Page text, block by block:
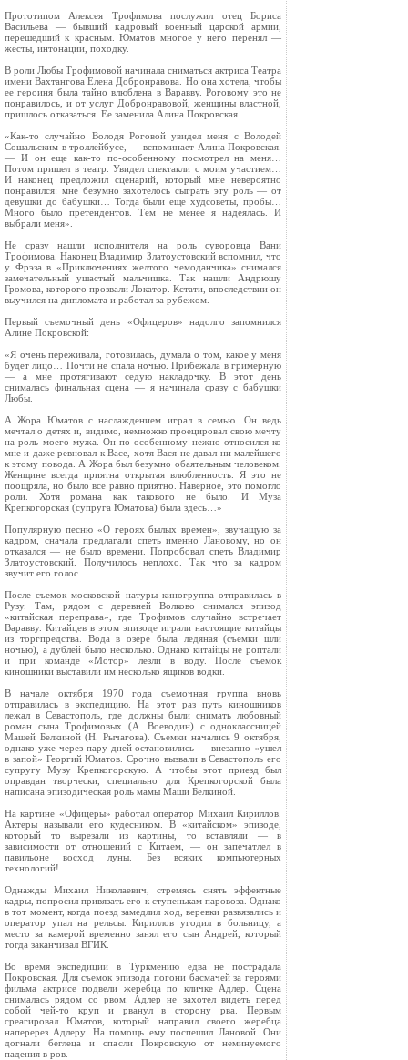
Прототипом Алексея Трофимова послужил отец Бориса
Васильева — бывший кадровый военный царской армии,
перешедший к красным. Юматов многое у него перенял —
жесты, интонации, походку.
В роли Любы Трофимовой начинала сниматься актриса Театра
имени Вахтангова Елена Добронравова. Но она хотела, чтобы
ее героиня была тайно влюблена в Варавву. Роговому это не
понравилось, и от услуг Добронравовой, женщины властной,
пришлось отказаться. Ее заменила Алина Покровская.
«Как-то случайно Володя Роговой увидел меня с Володей
Сошальским в троллейбусе, — вспоминает Алина Покровская.
— И он еще как-то по-особенному посмотрел на меня…
Потом пришел в театр. Увидел спектакли с моим участием…
И наконец предложил сценарий, который мне невероятно
понравился: мне безумно захотелось сыграть эту роль — от
девушки до бабушки… Тогда были еще худсоветы, пробы…
Много было претендентов. Тем не менее я надеялась. И
выбрали меня».
Не сразу нашли исполнителя на роль суворовца Вани
Трофимова. Наконец Владимир Златоустовский вспомнил, что
у Фрэза в «Приключениях желтого чемоданчика» снимался
замечательный ушастый мальчишка. Так нашли Андрюшу
Громова, которого прозвали Локатор. Кстати, впоследствии он
выучился на дипломата и работал за рубежом.
Первый съемочный день «Офицеров» надолго запомнился
Алине Покровской:
«Я очень переживала, готовилась, думала о том, какое у меня
будет лицо… Почти не спала ночью. Прибежала в гримерную
— а мне протягивают седую накладочку. В этот день
снималась финальная сцена — я начинала сразу с бабушки
Любы.
А Жора Юматов с наслаждением играл в семью. Он ведь
мечтал о детях и, видимо, немножко проецировал свою мечту
на роль моего мужа. Он по-особенному нежно относился ко
мне и даже ревновал к Васе, хотя Вася не давал ни малейшего
к этому повода. А Жора был безумно обаятельным человеком.
Женщине всегда приятна открытая влюбленность. Я это не
поощряла, но было все равно приятно. Наверное, это помогло
роли. Хотя романа как такового не было. И Муза
Крепкогорская (супруга Юматова) была здесь…»
Популярную песню «О героях былых времен», звучащую за
кадром, сначала предлагали спеть именно Лановому, но он
отказался — не было времени. Попробовал спеть Владимир
Златоустовский. Получилось неплохо. Так что за кадром
звучит его голос.
После съемок московской натуры киногруппа отправилась в
Рузу. Там, рядом с деревней Волково снимался эпизод
«китайская переправа», где Трофимов случайно встречает
Варавву. Китайцев в этом эпизоде играли настоящие китайцы
из торгпредства. Вода в озере была ледяная (съемки шли
ночью), а дублей было несколько. Однако китайцы не роптали
и при команде «Мотор» лезли в воду. После съемок
киношники выставили им несколько ящиков водки.
В начале октября 1970 года съемочная группа вновь
отправилась в экспедицию. На этот раз путь киношников
лежал в Севастополь, где должны были снимать любовный
роман сына Трофимовых (А. Воеводин) с одноклассницей
Машей Белкиной (Н. Рычагова). Съемки начались 9 октября,
однако уже через пару дней остановились — внезапно «ушел
в запой» Георгий Юматов. Срочно вызвали в Севастополь его
супругу Музу Крепкогорскую. А чтобы этот приезд был
оправдан творчески, специально для Крепкогорской была
написана эпизодическая роль мамы Маши Белкиной.
На картине «Офицеры» работал оператор Михаил Кириллов.
Актеры называли его кудесником. В «китайском» эпизоде,
который то вырезали из картины, то вставляли — в
зависимости от отношений с Китаем, — он запечатлел в
павильоне восход луны. Без всяких компьютерных
технологий!
Однажды Михаил Николаевич, стремясь снять эффектные
кадры, попросил привязать его к ступенькам паровоза. Однако
в тот момент, когда поезд замедлил ход, веревки развязались и
оператор упал на рельсы. Кириллов угодил в больницу, а
место за камерой временно занял его сын Андрей, который
тогда заканчивал ВГИК.
Во время экспедиции в Туркмению едва не пострадала
Покровская. Для съемок эпизода погони басмачей за героями
фильма актрисе подвели жеребца по кличке Адлер. Сцена
снималась рядом со рвом. Адлер не захотел видеть перед
собой чей-то круп и рванул в сторону рва. Первым
среагировал Юматов, который направил своего жеребца
наперерез Адлеру. На помощь ему поспешил Лановой. Они
догнали беглеца и спасли Покровскую от неминуемого
падения в ров.